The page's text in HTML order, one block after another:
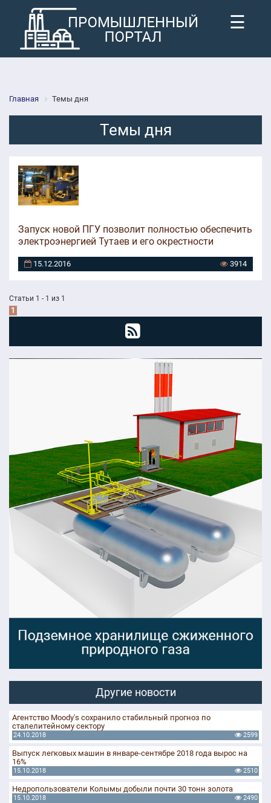
☰
Главная Темы дня
Темы дня
Запуск новой ПГУ позволит полностью обеспечить
электроэнергией Тутаев и его окрестности
15.12.2016 3914
Статьи 1 - 1 из 1
1
Другие новости
Агентство Moody's сохранило стабильный прогноз по
сталелитейному сектору
24.10.2018 2599
Выпуск легковых машин в январе-сентябре 2018 года вырос на
16%
15.10.2018 2510
Недропользователи Колымы добыли почти 30 тонн золота
15.10.2018 2490